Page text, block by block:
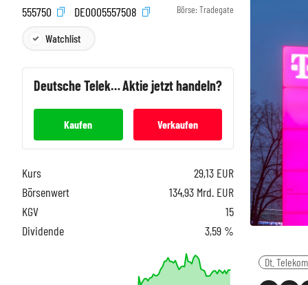
Dt. Telekom
555750
DE0005557508 Börse: Tradegate
Watchlist
Deutsche TelekomAktie jetzt handeln?
Kaufen Verkaufen
Kurs 29,13 EUR
Börsenwert
134,93 Mrd. EUR
KGV
15
Dividende
3,59 %